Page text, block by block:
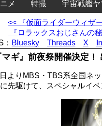
メ 特撮 宇宙戦艦ヤ
<< 『仮面ライダーウィザ
『ロラックスおじさんの
Bluesky Threads X
ギ』前夜祭開催決定！
よりMBS・TBS系全国ネ
先駆けて、スペシャルイベ